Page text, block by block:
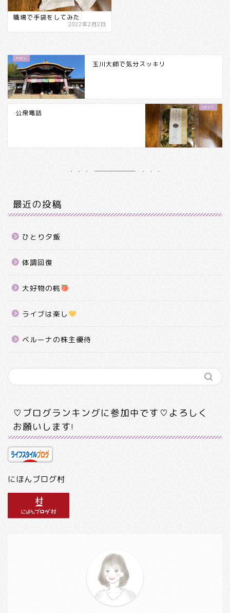
職場で手袋をしてみた
2022年2月2日
玉川大師で気分スッキリ
公衆電話
最近の投稿
ひとり夕飯
体調回復
大好物の桃
ライブは楽し
ベルーナの株主優待
♡ブログランキングに参加中です♡よろしく
お願いします!
にほんブログ村